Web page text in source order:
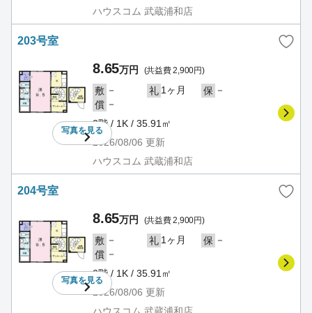
ハウスコム 武蔵浦和店
203号室
写真を見る
8.65万円 (共益費 2,900円)
敷 － 礼 1ヶ月 保 －
償 －
2階 / 1K / 35.91㎡
2026/08/06 更新
ハウスコム 武蔵浦和店
204号室
写真を見る
8.65万円 (共益費 2,900円)
敷 － 礼 1ヶ月 保 －
償 －
2階 / 1K / 35.91㎡
2026/08/06 更新